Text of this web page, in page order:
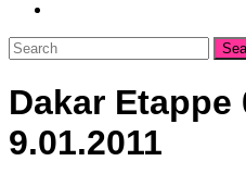
Search
for:
Dakar Etappe
9.01.2011